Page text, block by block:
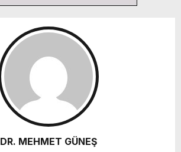
DR. MEHMET GÜNEŞ